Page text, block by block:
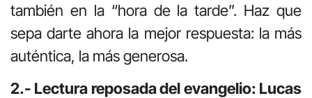
también en la “hora de la tarde”. Haz que
sepa darte ahora la mejor respuesta: la más
auténtica, la más generosa.
2.- Lectura reposada del evangelio: Lucas